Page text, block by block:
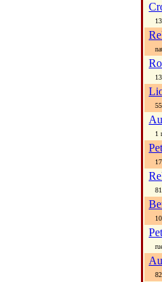
13
13
1
81
10